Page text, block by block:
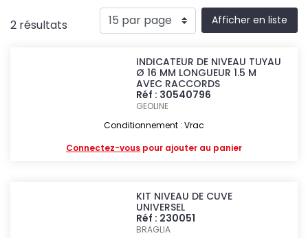
2 résultats Afficher en liste
INDICATEUR DE NIVEAU TUYAU
Ø 16 MM LONGUEUR 1.5 M
AVEC RACCORDS
Réf : 30540796
GEOLINE
Conditionnement : Vrac
Connectez-vous pour ajouter au panier
KIT NIVEAU DE CUVE
UNIVERSEL
Réf : 230051
BRAGLIA